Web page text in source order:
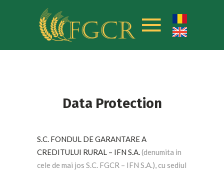
Data Protection
S.C. FONDUL DE GARANTARE A
CREDITULUI RURAL – IFN S.A.(denumita in
cele de mai jos S.C. FGCR – IFN S.A.), cu sediul